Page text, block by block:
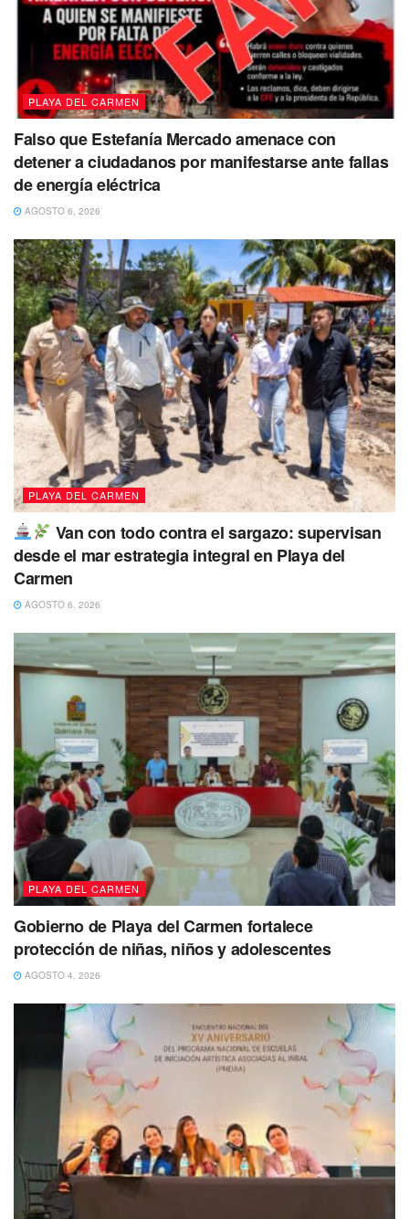
PLAYA DEL CARMEN
Falso que Estefanía Mercado amenace con
detener a ciudadanos por manifestarse ante fallas
de energía eléctrica
AGOSTO 6, 2026
PLAYA DEL CARMEN
Van con todo contra el sargazo: supervisan
desde el mar estrategia integral en Playa del
Carmen
AGOSTO 6, 2026
PLAYA DEL CARMEN
Gobierno de Playa del Carmen fortalece
protección de niñas, niños y adolescentes
AGOSTO 4, 2026